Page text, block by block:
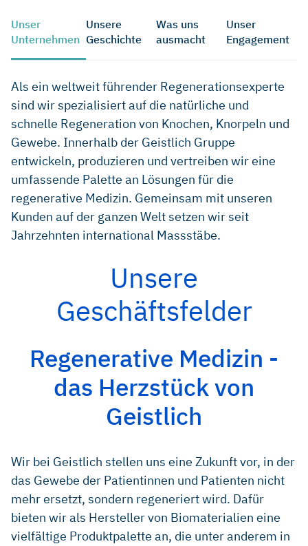
Unser
Unternehmen
Unsere
Geschichte
Was uns
ausmacht
Unser
Engagement
Als ein weltweit führender Regenerationsexperte
sind wir spezialisiert auf die natürliche und
schnelle Regeneration von Knochen, Knorpeln und
Gewebe. Innerhalb der Geistlich Gruppe
entwickeln, produzieren und vertreiben wir eine
umfassende Palette an Lösungen für die
regenerative Medizin. Gemeinsam mit unseren
Kunden auf der ganzen Welt setzen wir seit
Jahrzehnten international Massstäbe.
Unsere
Geschäftsfelder
Regenerative Medizin -
das Herzstück von
Geistlich
Wir bei Geistlich stellen uns eine Zukunft vor, in der
das Gewebe der Patientinnen und Patienten nicht
mehr ersetzt, sondern regeneriert wird. Dafür
bieten wir als Hersteller von Biomaterialien eine
vielfältige Produktpalette an, die unter anderem in